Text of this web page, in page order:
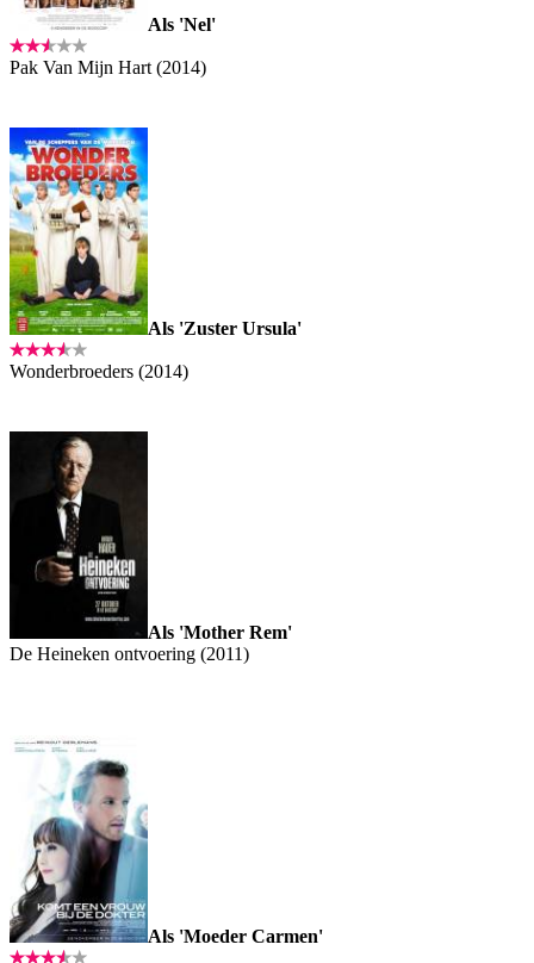
Als 'Nel'
Pak Van Mijn Hart (2014)
Als 'Zuster Ursula'
Wonderbroeders (2014)
Als 'Mother Rem'
De Heineken ontvoering (2011)
Als 'Moeder Carmen'